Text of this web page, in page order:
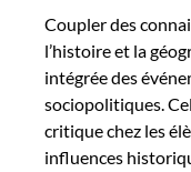
Coupler des
l’histoire et la
intégrée des
sociopolitiques.
critique chez les
influences